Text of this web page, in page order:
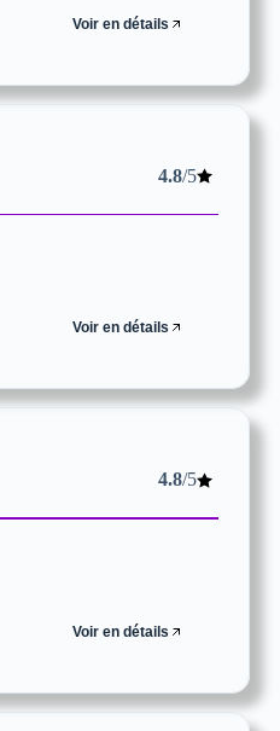
Voir en détails
4.8/5
Voir en détails
4.8/5
Voir en détails